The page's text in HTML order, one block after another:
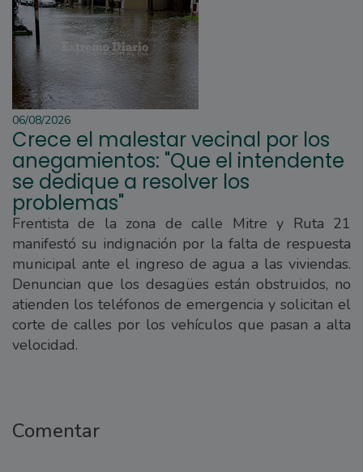
06/08/2026
Crece el malestar vecinal por los
anegamientos: "Que el intendente
se dedique a resolver los
problemas"
Frentista de la zona de calle Mitre y Ruta 21
manifestó su indignación por la falta de respuesta
municipal ante el ingreso de agua a las viviendas.
Denuncian que los desagües están obstruidos, no
atienden los teléfonos de emergencia y solicitan el
corte de calles por los vehículos que pasan a alta
velocidad.
Comentar